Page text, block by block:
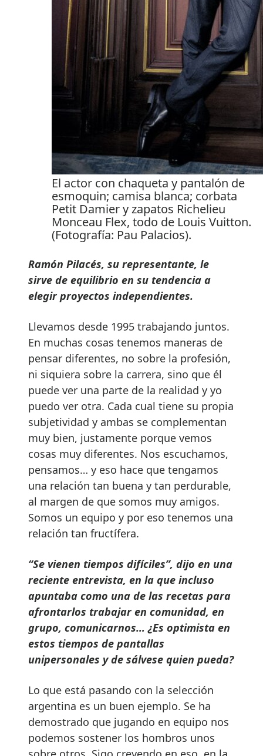
El actor con chaqueta y pantalón de
esmoquin; camisa blanca; corbata
Petit Damier y zapatos Richelieu
Monceau Flex, todo de Louis Vuitton.
(Fotografía: Pau Palacios).
Ramón Pilacés, su representante, le
sirve de equilibrio en su tendencia a
elegir proyectos independientes.
Llevamos desde 1995 trabajando juntos.
En muchas cosas tenemos maneras de
pensar diferentes, no sobre la profesión,
ni siquiera sobre la carrera, sino que él
puede ver una parte de la realidad y yo
puedo ver otra. Cada cual tiene su propia
subjetividad y ambas se complementan
muy bien, justamente porque vemos
cosas muy diferentes. Nos escuchamos,
pensamos… y eso hace que tengamos
una relación tan buena y tan perdurable,
al margen de que somos muy amigos.
Somos un equipo y por eso tenemos una
relación tan fructífera.
“Se vienen tiempos difíciles”, dijo en una
reciente entrevista, en la que incluso
apuntaba como una de las recetas para
afrontarlos trabajar en comunidad, en
grupo, comunicarnos… ¿Es optimista en
estos tiempos de pantallas
unipersonales y de sálvese quien pueda?
Lo que está pasando con la selección
argentina es un buen ejemplo. Se ha
demostrado que jugando en equipo nos
podemos sostener los hombros unos